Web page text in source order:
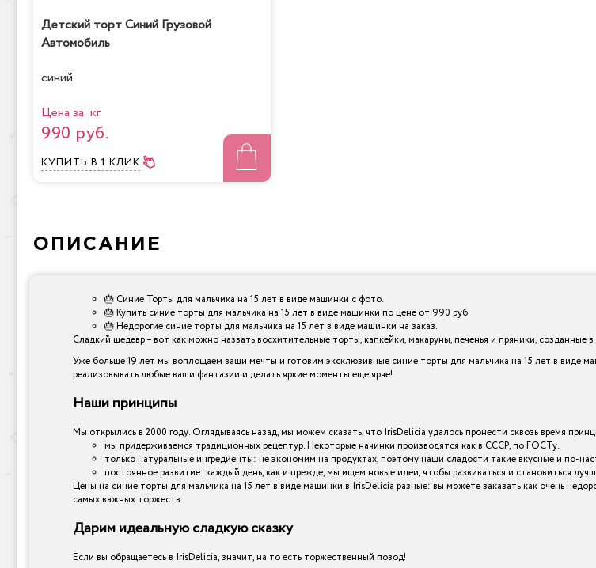
Детский торт Синий Грузовой
Автомобиль
синий
Цена за кг
990 руб.
КУПИТЬ В 1 КЛИК
ОПИСАНИЕ
🎂 Синие Торты для мальчика на 15 лет в виде машинки с фото.
🎂 Купить синие торты для мальчика на 15 лет в виде машинки по цене от 990 руб
🎂 Недорогие синие торты для мальчика на 15 лет в виде машинки на заказ.
Сладкий шедевр – вот как можно назвать восхитительные торты, капкейки, макаруны, печенья и пряники, созданные
Уже больше 19 лет мы воплощаем ваши мечты и готовим эксклюзивные синие торты для мальчика на 15 лет в виде
реализовывать любые ваши фантазии и делать яркие моменты еще ярче!
Наши принципы
Мы открылись в 2000 году. Оглядываясь назад, мы можем сказать, что IrisDelicia удалось пронести сквозь время
мы придерживаемся традиционных рецептур. Некоторые начинки производятся как в СССР, по ГОСТу.
только натуральные ингредиенты: не экономим на продуктах, поэтому наши сладости такие вкусные и по-
постоянное развитие: каждый день, как и прежде, мы ищем новые идеи, чтобы развиваться и становиться
Цены на синие торты для мальчика на 15 лет в виде машинки в IrisDelicia разные: вы можете заказать как очень
самых важных торжеств.
Дарим идеальную сладкую сказку
Если вы обращаетесь в IrisDelicia, значит, на то есть торжественный повод!